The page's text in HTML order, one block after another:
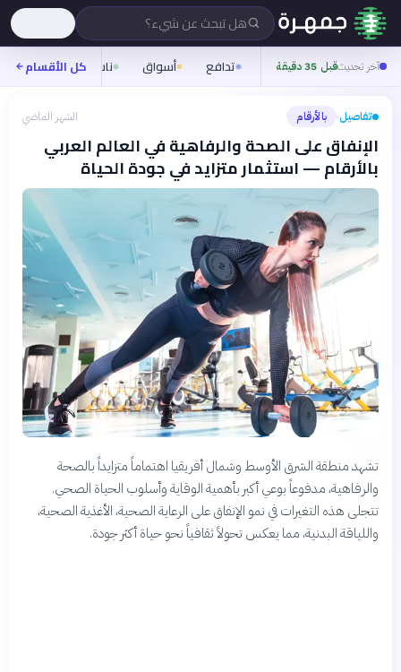
هل تبحث عن شيء؟
آخر تحديثقبل 35 دقيقة تدافع أسواق ناس روح
كل الأقسام
تفاصيل› بالأرقام الشهر الماضي
الإنفاق على الصحة والرفاهية في العالم العربي
بالأرقام — استثمار متزايد في جودة الحياة
تشهد منطقة الشرق الأوسط وشمال أفريقيا اهتماماً متزايداً بالصحة
والرفاهية، مدفوعاً بوعي أكبر بأهمية الوقاية وأسلوب الحياة الصحي.
تتجلى هذه التغيرات في نمو الإنفاق على الرعاية الصحية، الأغذية الصحية،
واللياقة البدنية، مما يعكس تحولاً ثقافياً نحو حياة أكثر جودة.